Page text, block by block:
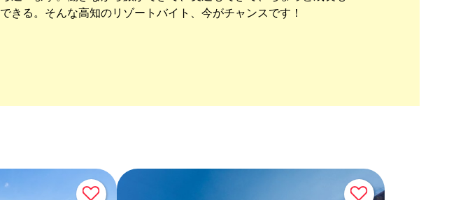
できる。そんな高知のリゾートバイト、今がチャンスです！